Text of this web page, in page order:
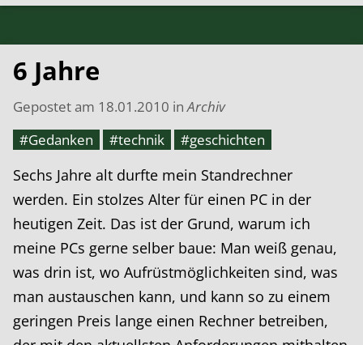
6 Jahre
Gepostet am 18.01.2010 in Archiv
#Gedanken
#technik
#geschichten
Sechs Jahre alt durfte mein Standrechner
werden. Ein stolzes Alter für einen PC in der
heutigen Zeit. Das ist der Grund, warum ich
meine PCs gerne selber baue: Man weiß genau,
was drin ist, wo Aufrüstmöglichkeiten sind, was
man austauschen kann, und kann so zu einem
geringen Preis lange einen Rechner betreiben,